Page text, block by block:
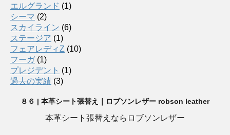
エルグランド (1)
シーマ (2)
スカイライン (6)
ステージア (1)
フェアレディZ (10)
フーガ(1)
プレジデント (1)
過去の実績 (3)
８６ | 本革シート張替え｜ロブソンレザー robson leather
本革シート張替えならロブソンレザー